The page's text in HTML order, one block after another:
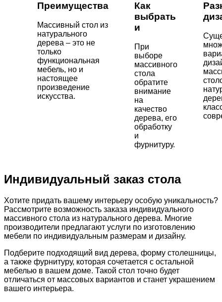
Преимущества
Массивный стол из
натурального
дерева – это не
только
функциональная
мебель, но и
настоящее
произведение
искусства.
Как
выбрать
и
При
выборе
массивного
стола
обратите
внимание
на
качество
дерева, его
обработку
и
фурнитуру.
Индивидуальный заказ стола
Хотите придать вашему интерьеру особую уникальность?
Рассмотрите возможность заказа индивидуального
массивного стола из натурального дерева. Многие
производители предлагают услуги по изготовлению
мебели по индивидуальным размерам и дизайну.
Подберите подходящий вид дерева, форму столешницы,
а также фурнитуру, которая сочетается с остальной
мебелью в вашем доме. Такой стол точно будет
отличаться от массовых вариантов и станет украшением
вашего интерьера.